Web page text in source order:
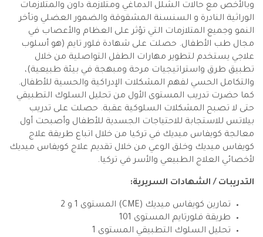
وبالأخص مع حالات الشلل الدماغي ومتلازمة داون والمتلازمات
الوراثية النادرة و السنسنة المشقوقة والضمور العضلي وتأخر
النمو وجميع المتلازمات التي تؤثر على العظام والأعصاب في
مجال طب الأطفال. حصلت على شهادة فلور تايم (هو أسلوب
علاجي يستخدم لتطوير مهارات الطفل التواصلية من خلال
تطبيق طرق واستراتيجيات مرحة ومبهجة في بيئة طبيعية)،
والتكامل الحسي لفهم المشكلات الإدراكية والحسية للأطفال.
كما حضرت تدريب المستوى الأول من تحليل السلوك التطبيقي
حتى لا تصبح المشكلات السلوكية عقبة. حصلت على تدريب
بيلاتس للاستجابة للاحتياجات الجسدية للأطفال وأصبحت أول
معالجة كويفاس ميديك في تركيا من خلال اتباع طريقة علاج
كويفاس ميديك وخلق الوعي من خلال تقديم علاج كويفاس ميديك
لأخصائي العلاج الطبيعي والأسر في تركيا.
التدريبات / الشهادات السريرية:
تمارين كويفاس ميديك (CME) المستوى 1 و 2
طريقة فلورتايم المستوى 101
تحليل السلوك التطبيقي المستوى 1